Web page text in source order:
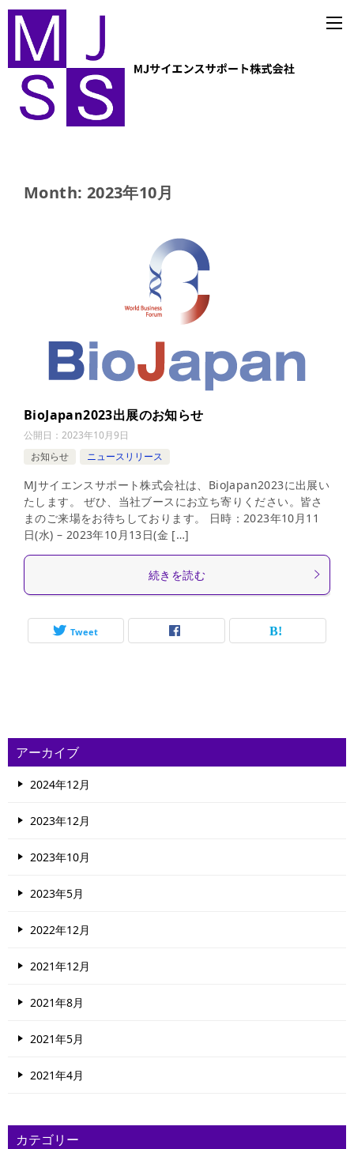
Month: 2023年10月
BioJapan2023出展のお知らせ
公開日： 2023年10月9日
お知らせ
ニュースリリース
MJサイエンスサポート株式会社は、BioJapan2023に出展い
たします。 ぜひ、当社ブースにお立ち寄りください。皆さ
まのご来場をお待ちしております。 日時：2023年10月11
日(水) – 2023年10月13日(金 […]
続きを読む
Tweet
アーカイブ
2024年12月
2023年12月
2023年10月
2023年5月
2022年12月
2021年12月
2021年8月
2021年5月
2021年4月
カテゴリー